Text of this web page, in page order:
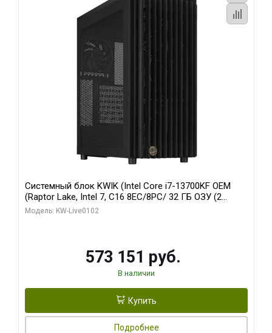
Системный блок KWIK (Intel Core i7-13700KF OEM
(Raptor Lake, Intel 7, C16 8EC/8PC/ 32 ГБ ОЗУ (2
модуля)/ Afox RTX4090 24GB GDDR6X 384-Bit 3xDP
Модель: KW-Live0102
573 151 руб.
В наличии
Купить
Подробнее